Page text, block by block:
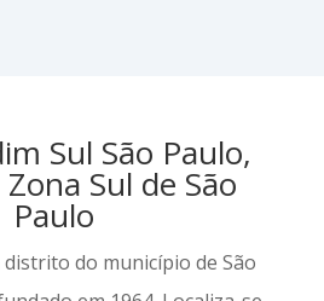
Sul São Paulo,
Sul de São
Paulo
distrito do município de São